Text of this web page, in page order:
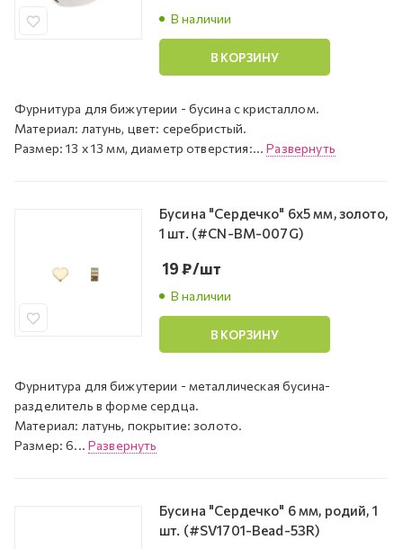
В наличии
В КОРЗИНУ
Фурнитура для бижутерии - бусина с кристаллом.
Материал: латунь, цвет: серебристый.
Размер: 13 x 13 мм, диаметр отверстия:...Развернуть
Бусина "Сердечко" 6x5 мм, золото,
1 шт. (#CN-BM-007G)
В наличии
19₽/шт
В КОРЗИНУ
Фурнитура для бижутерии - металлическая бусина-
разделитель в форме сердца.
Материал: латунь, покрытие: золото.
Размер: 6... Развернуть
Бусина "Сердечко" 6 мм, родий, 1
шт. (#SV1701-Bead-53R)